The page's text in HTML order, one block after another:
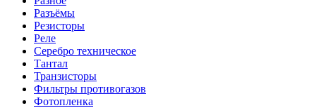
Разъёмы
Резисторы
Реле
Серебро техническое
Тантал
Транзисторы
Фильтры противогазов
Фотопленка